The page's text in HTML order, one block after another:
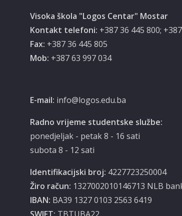
Visoka škola "Logos Centar" Mostar
Kontakt telefoni: +387 36 445 800;
Fax: +387 36 445 805
Mob: ‭‎+387 63 997 034‬
E-mail: info@logos.edu.ba
Radno vrijeme studentske službe:
ponedjeljak - petak 8 - 16 sati
subota 8 - 12 sati
Identifikacijski broj: 4227723250004
Žiro račun: 1327002010146713 NLB
IBAN: BA39 1327 0103 2563 6419